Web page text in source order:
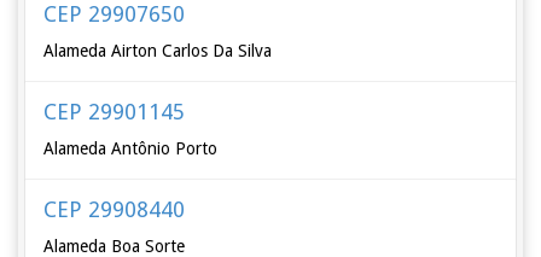
CEP 29907650
Alameda Airton Carlos Da Silva
CEP 29901145
Alameda Antônio Porto
CEP 29908440
Alameda Boa Sorte